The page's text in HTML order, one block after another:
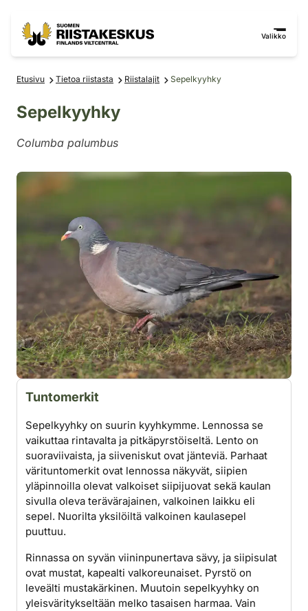
Valikko
Etusivu Tietoa riistasta Riistalajit Sepelkyyhky
Sepelkyyhky
Columba palumbus
Tuntomerkit
Sepelkyyhky on suurin kyyhkymme. Lennossa se
vaikuttaa rintavalta ja pitkäpyrstöiseltä. Lento on
suoraviivaista, ja siiveniskut ovat jänteviä. Parhaat
värituntomerkit ovat lennossa näkyvät, siipien
yläpinnoilla olevat valkoiset siipijuovat sekä kaulan
sivulla oleva terävärajainen, valkoinen laikku eli
sepel. Nuorilta yksilöiltä valkoinen kaulasepel
puuttuu.
Rinnassa on syvän viininpunertava sävy, ja siipisulat
ovat mustat, kapealti valkoreunaiset. Pyrstö on
leveälti mustakärkinen. Muutoin sepelkyyhky on
yleisväritykseltään melko tasaisen harmaa. Vain